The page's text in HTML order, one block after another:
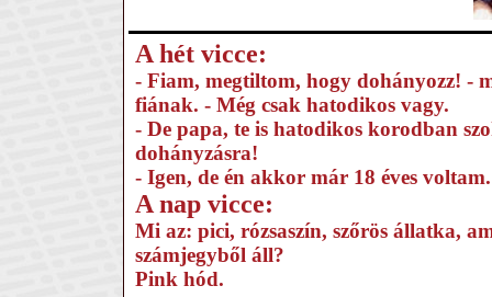
A hét vicce:
- Fiam, megtiltom, hogy dohányozz! -
fiának. - Még csak hatodikos vagy.
- De papa, te is hatodikos korodban
dohányzásra!
- Igen, de én akkor már 18 éves voltam.
A nap vicce:
Mi az: pici, rózsaszín, szőrös állatka,
számjegyből áll?
Pink hód.